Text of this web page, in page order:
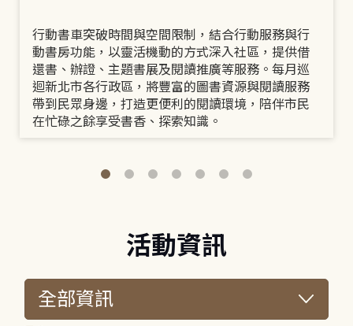
行動書車突破時間與空間限制，結合行動服務與行
動書房功能，以靈活機動的方式深入社區，提供借
還書、辦證、主題書展及閱讀推廣等服務。每月巡
迴新北市各行政區，將豐富的圖書資源與閱讀服務
帶到民眾身邊，打造更便利的閱讀環境，陪伴市民
在忙碌之餘享受書香、探索知識。
活動資訊